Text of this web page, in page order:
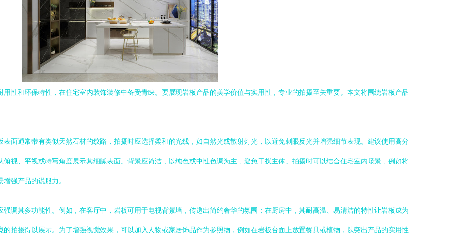
性和环保特性，在住宅室内装饰装修中备受青睐。要展现岩板产品的美学价值与实用性，专业的拍摄至关重要。本文将围绕岩板产品
面通常带有类似天然石材的纹路，拍摄时应选择柔和的光线，如自然光或散射灯光，以避免刺眼反光并增强细节表现。建议使用高分
视、平视或特写角度展示其细腻表面。背景应简洁，以纯色或中性色调为主，避免干扰主体。拍摄时可以结合住宅室内场景，例如将
强产品的说服力。
调其多功能性。例如，在客厅中，岩板可用于电视背景墙，传递出简约奢华的氛围；在厨房中，其耐高温、易清洁的特性让岩板成为
拍摄得以展示。为了增强视觉效果，可以加入人物或家居饰品作为参照物，例如在岩板台面上放置餐具或植物，以突出产品的实用性